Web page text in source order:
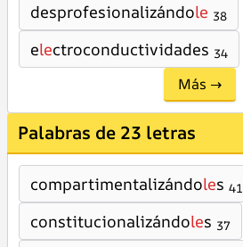
desprofesionalizándole 38
electroconductividades 34
Más →
Palabras de 23 letras
compartimentalizándoles 41
constitucionalizándoles 37